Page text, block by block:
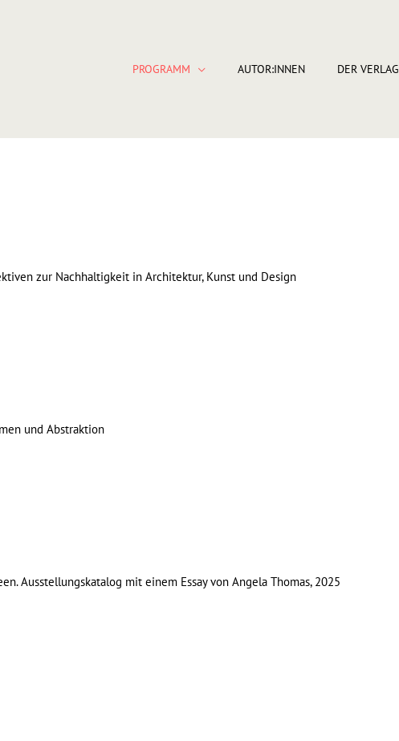
PROGRAMM AUTOR:INNEN DER VERLAG
zur Nachhaltigkeit in Architektur, Kunst und Design
und Abstraktion
Ausstellungskatalog mit einem Essay von Angela Thomas, 2025